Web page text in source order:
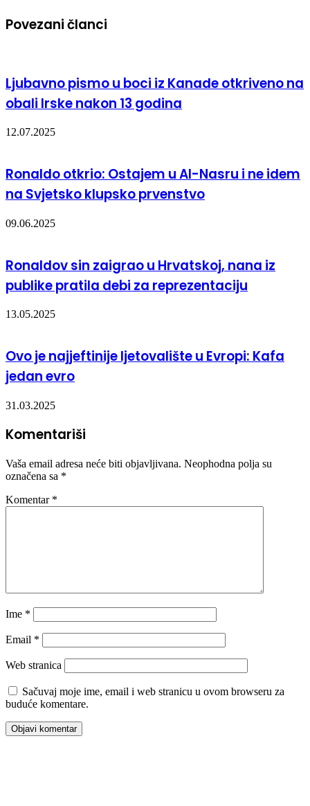
Povezani članci
Ljubavno pismo u boci iz Kanade otkriveno na
obali Irske nakon 13 godina
12.07.2025
Ronaldo otkrio: Ostajem u Al-Nasru i ne idem
na Svjetsko klupsko prvenstvo
09.06.2025
Ronaldov sin zaigrao u Hrvatskoj, nana iz
publike pratila debi za reprezentaciju
13.05.2025
Ovo je najjeftinije ljetovalište u Evropi: Kafa
jedan evro
31.03.2025
Komentariši
Vaša email adresa neće biti objavljivana. Neophodna polja su
označena sa *
Komentar *
Ime *
Email *
Web stranica
Sačuvaj moje ime, email i web stranicu u ovom browseru za
buduće komentare.